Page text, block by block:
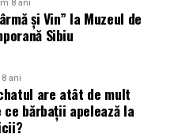
pe inteligență artificială, vă
dvs. de energie,
fizice și mentale,
sănătoasă, în fiecare
8 ani
și Vin” la Muzeul de
Sibiu
ani
are atât de mult
ce bărbații apelează la